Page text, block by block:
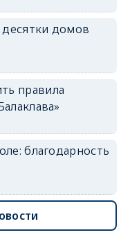
домов
правила
благодарность